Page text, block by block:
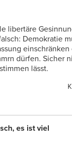
libertäre
Demokratie
einschränken
dürfen. Sicher
lässt.
es ist viel